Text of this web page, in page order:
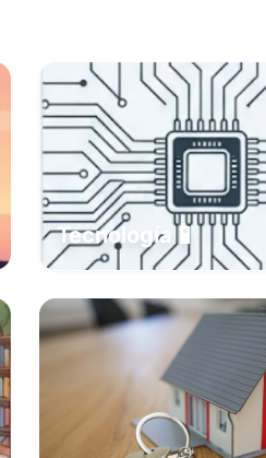
Tecnología 📱